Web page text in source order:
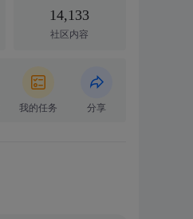
14,133
社区内容
我的任务 分享